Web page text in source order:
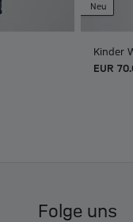
Neu
Kinder
EUR
Folge uns